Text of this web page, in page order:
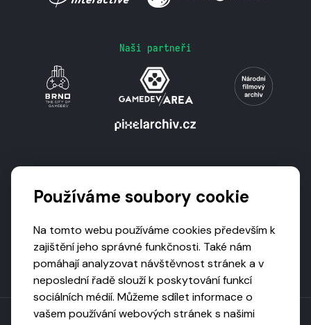
Naši partneři
Používáme soubory cookie
Na tomto webu používáme cookies především k
zajištění jeho správné funkčnosti. Také nám
pomáhají analyzovat návštěvnost stránek a v
neposlední řadě slouží k poskytování funkcí
sociálních médií. Můžeme sdílet informace o
vašem používání webových stránek s našimi